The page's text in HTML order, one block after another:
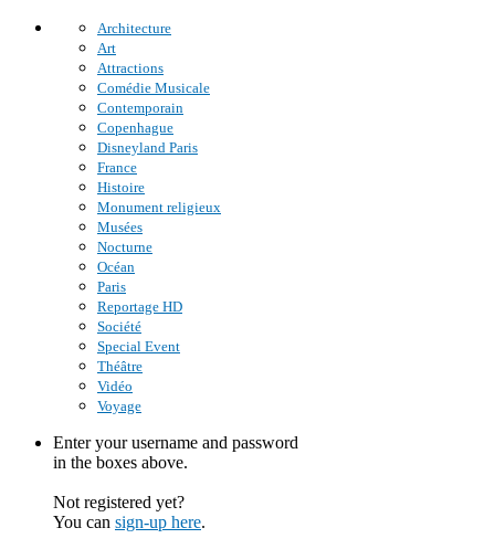
Architecture
Art
Attractions
Comédie Musicale
Contemporain
Copenhague
Disneyland Paris
France
Histoire
Monument religieux
Musées
Nocturne
Océan
Paris
Reportage HD
Société
Special Event
Théâtre
Vidéo
Voyage
Enter your username and password
in the boxes above.
Not registered yet?
You can sign-up here.